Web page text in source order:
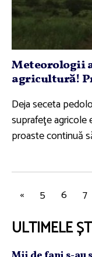
Meteorologii
agricultură!
Deja seceta
suprafeţe agricole
proaste continuă
« 5 6 7
ULTIMELE